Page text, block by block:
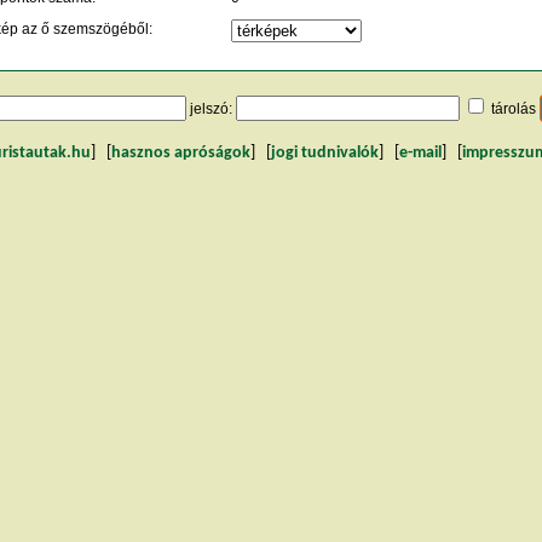
az ő szemszögéből:
jelszó: tárolás
hasznos apróságok jogi tudnivalók e-mail